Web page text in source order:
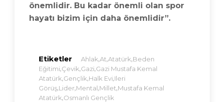
önemlidir. Bu kadar önemli olan spor
hayatı bizim için daha önemlidir”.
Etiketler Ahlak,At,Atatürk,Beden
Eğitimi,Çevik,Gazi,Gazi Mustafa Kemal
Atatürk,Gençlik,Halk Evi,Ileri
Görüş,Lider,Mental,Millet,Mustafa Kemal
Atatürk,Osmanlı Gençlik